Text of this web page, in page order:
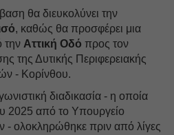
θα διευκολύνει την
, καθώς θα προσφέρει μια
την Αττική Οδό προς τον
της Δυτικής Περιφερειακής
- Κορίνθου.
διαδικασία - η οποία
2025 από το Υπουργείο
ολοκληρώθηκε πριν από λίγες